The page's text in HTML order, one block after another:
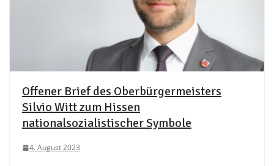
Offener Brief des Oberbürgermeisters
Silvio Witt zum Hissen
nationalsozialistischer Symbole
4. August 2023